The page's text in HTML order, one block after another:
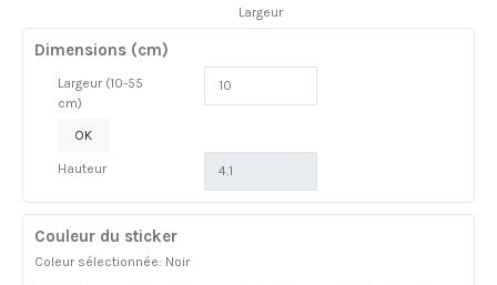
Largeur
Dimensions (cm)
Largeur (10-55
cm)
OK
Hauteur
Couleur du sticker
Coleur sélectionnée: Noir